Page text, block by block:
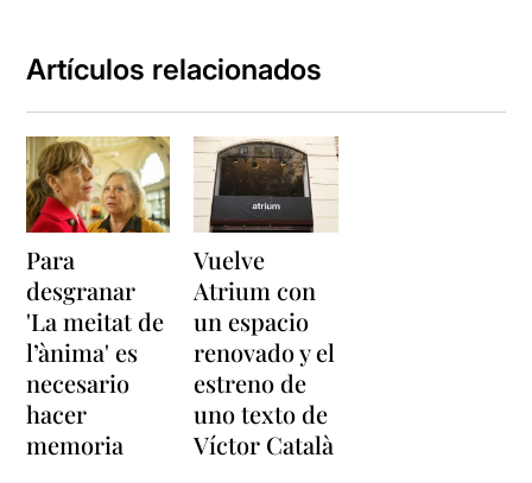
Artículos relacionados
Para
desgranar
'La meitat de
l’ànima' es
necesario
hacer
memoria
Vuelve
Atrium con
un espacio
renovado y el
estreno de
uno texto de
Víctor Català